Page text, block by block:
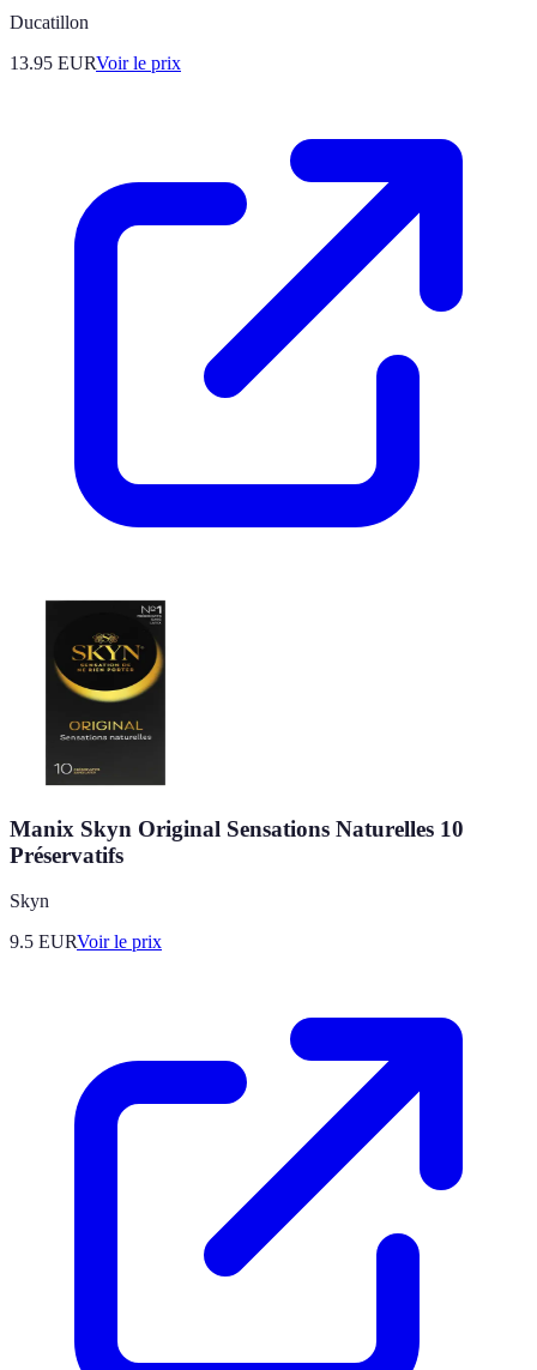
Ducatillon
13.95 EURVoir le prix
Manix Skyn Original Sensations Naturelles 10
Préservatifs
Skyn
9.5 EURVoir le prix